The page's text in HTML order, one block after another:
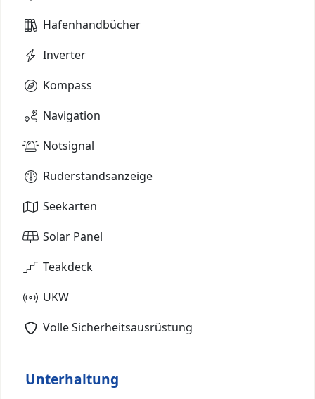
Hafenhandbücher
Inverter
Kompass
Navigation
Notsignal
Ruderstandsanzeige
Seekarten
Solar Panel
Teakdeck
UKW
Volle Sicherheitsausrüstung
Unterhaltung